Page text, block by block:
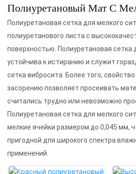
Полиуретановый Мат С
Полиуретановая сетка для мелкого
полиуретанового листа с
поверхностью. Полиуретановая сетка
устойчива к истиранию и служит
сетка вибросита. Более того,
засорению позволяет просеивать
считались трудно или невозможно
Полиуретановая сетка для мелкого
мелкие ячейки размером до 0,045 мм,
пригодной для широкого спектра
применений.